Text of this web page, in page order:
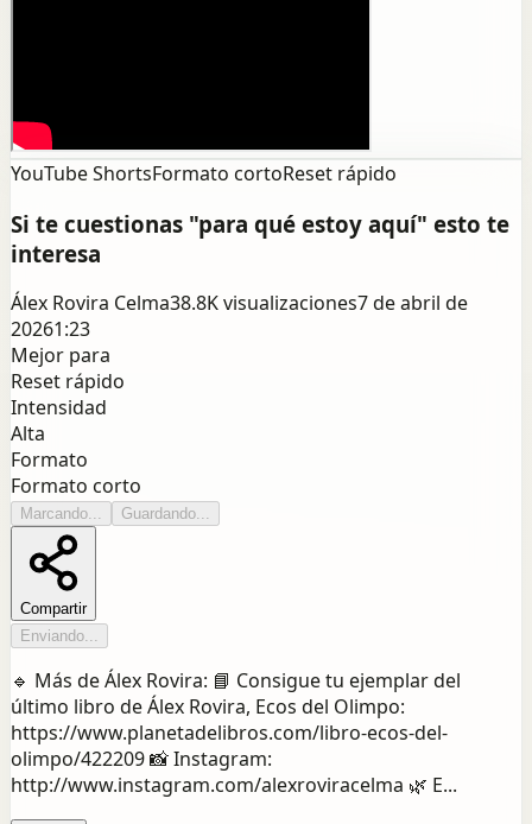
YouTube ShortsFormato cortoReset rápido
Si te cuestionas "para qué estoy aquí" esto te
interesa
Álex Rovira Celma38.8Kvisualizaciones7 de abril de
20261:23
Mejor para
Reset rápido
Intensidad
Alta
Formato
Formato corto
Marcando... Guardando...
Compartir
Enviando...
🔹 Más de Álex Rovira: 📘 Consigue tu ejemplar del
último libro de Álex Rovira, Ecos del Olimpo:
https://www.planetadelibros.com/libro-ecos-del-
olimpo/422209 📸 Instagram:
http://www.instagram.com/alexroviracelma 🌿 E...